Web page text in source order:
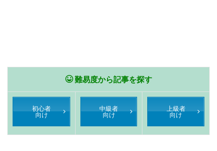
難易度から記事を探す
初心者
向け
中級者
向け
上級者
向け